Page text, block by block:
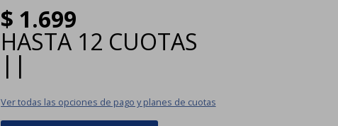
$ 1.699
HASTA 12 CUOTAS
| |
Ver todas las opciones de pago y planes de cuotas